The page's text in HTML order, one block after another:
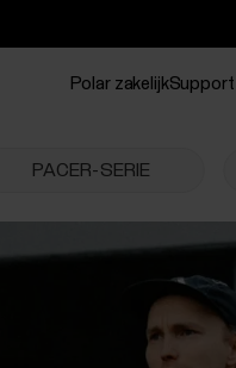
Polar zakelijkSupport
PACER-SERIE